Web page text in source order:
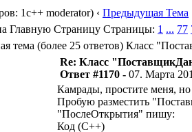
1c++ moderator) ‹ Предыдущая Тема
Страницы: 1 ... 77
Класс
Re: Класс
Ответ #1170 - 07. Марта
Камрады, простите меня,
Пробую разместить
"ПослеОткрытия" пишу:
Код (C++)